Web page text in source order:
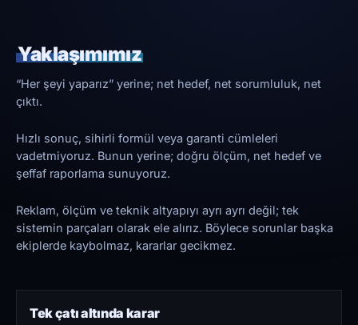
Yaklaşımımız
“Her şeyi yaparız” yerine; net hedef, net sorumluluk, net
çıktı.
Hızlı sonuç, sihirli formül veya garanti cümleleri
vadetmiyoruz. Bunun yerine; doğru ölçüm, net hedef ve
şeffaf raporlama sunuyoruz.
Reklam, ölçüm ve teknik altyapıyı ayrı ayrı değil; tek
sistemin parçaları olarak ele alırız. Böylece sorunlar başka
ekiplerde kaybolmaz, kararlar gecikmez.
Tek çatı altında karar